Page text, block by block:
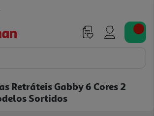
Retráteis Gabby 6 Cores 2
Sortidos